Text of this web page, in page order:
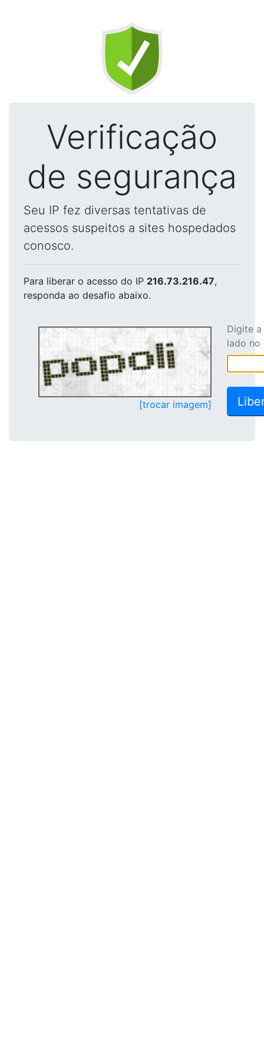
Verificação
de segurança
Seu IP fez diversas tentativas de
acessos suspeitos a sites hospedados
conosco.
Para liberar o acesso do IP 216.73.216.47,
responda ao desafio abaixo.
[trocar imagem]
Digite
lado no